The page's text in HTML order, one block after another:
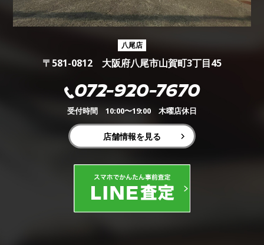
八尾店
〒581-0812 大阪府八尾市山賀町3丁目45
072-920-7670
受付時間 10:00〜19:00 木曜店休日
店舗情報を見る